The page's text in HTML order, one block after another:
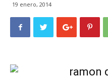
19 enero, 2014